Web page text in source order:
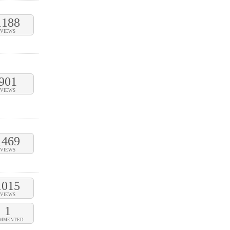
VIEWS
VIEWS
VIEWS
VIEWS
1